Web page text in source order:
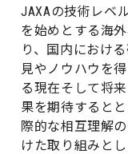
JAXAの技術レベ
を始めとする海
り、国内におけ
見やノウハウを
る現在そして将
果を期待すると
際的な相互理解
けた取り組みと